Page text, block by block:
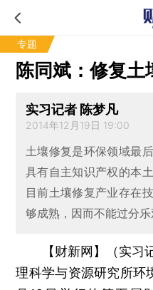
专题
陈同斌：修复
实习记者 陈梦凡
2014年12月19日 19:00
土壤修复是环保领域最
具有自主知识产权的本
目前土壤修复产业存在
够成熟，因而不能过分
【财新网】（实习
理科学与资源研究所环